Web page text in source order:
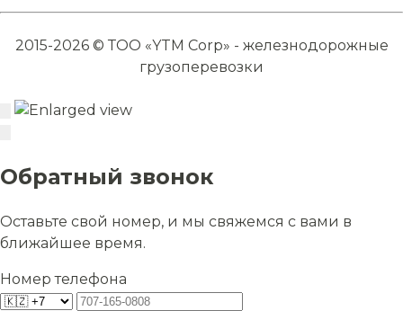
2015-2026 © ТОО «YTM Corp» - железнодорожные
грузоперевозки
Обратный звонок
Оставьте свой номер, и мы свяжемся с вами в
ближайшее время.
Номер телефона